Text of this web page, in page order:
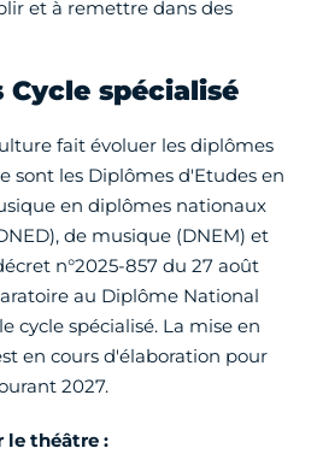
et à remettre dans des
spécialisé
fait évoluer les diplômes
sont les Diplômes d'Etudes en
en diplômes nationaux
de musique (DNEM) et
n°2025-857 du 27 août
au Diplôme National
cycle spécialisé. La mise en
en cours d'élaboration pour
2027.
le théâtre :